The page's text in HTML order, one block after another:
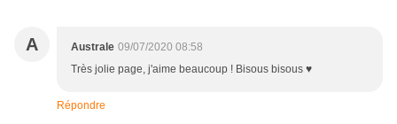
A Australe 09/07/2020 08:58
Très jolie page, j'aime beaucoup ! Bisous bisous ♥
Répondre